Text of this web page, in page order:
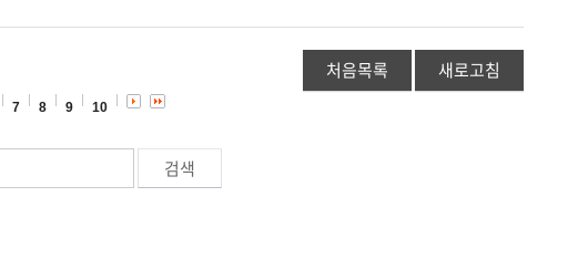
처음목록 새로고침
7 8 9 10